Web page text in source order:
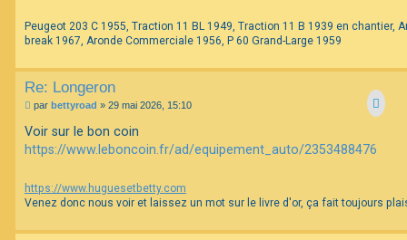
Peugeot 203 C 1955, Traction 11 BL 1949, Traction 11 B 1939 en chantier,
break 1967, Aronde Commerciale 1956, P 60 Grand-Large 1959
Re: Longeron
M
s
a
par bettyroad » 29 mai 2026, 15:10
Voir sur le bon coin
https://www.leboncoin.fr/ad/equipement_auto/2353488476
https://www.huguesetbetty.com
Venez donc nous voir et laissez un mot sur le livre d'or, ça fait toujours